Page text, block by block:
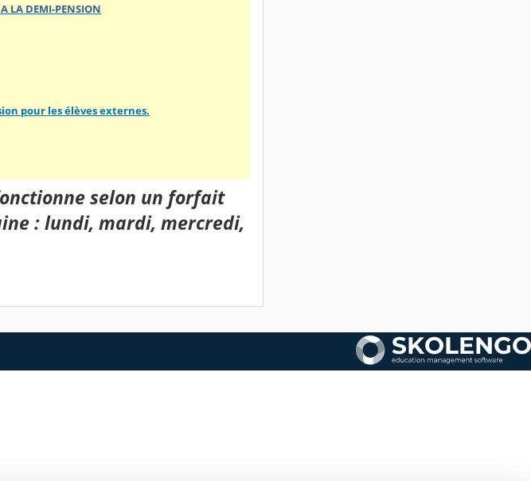
LA DEMI-PENSION
pour les élèves externes.
selon un forfait
:lundi, mardi, mercredi,